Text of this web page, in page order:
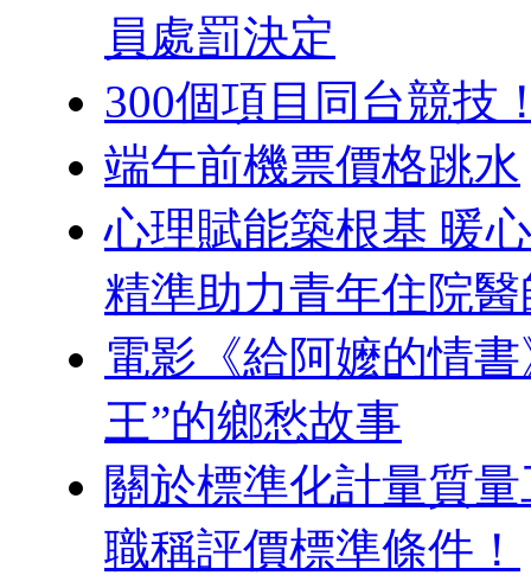
員處罰決定
300個項目同台競技
端午前機票價格跳水
心理賦能築根基 暖
精準助力青年住院
電影《給阿嬤的情
王”的鄉愁故事
關於標準化計量質
職稱評價標準條件！